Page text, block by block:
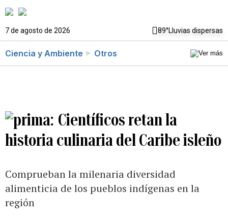
7 de agosto de 2026 89°Lluvias dispersas
Ciencia y Ambiente Otros
Científicos retan la
historia culinaria del Caribe isleño
Comprueban la milenaria diversidad
alimenticia de los pueblos indígenas en la
región